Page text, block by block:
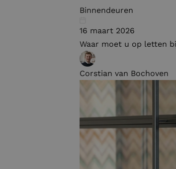
Binnendeuren
16 maart 2026
Waar moet u op letten
Corstian van Bochoven